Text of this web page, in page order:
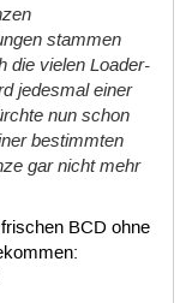
stammen
die vielen Loader-
jedesmal einer
nun schon
bestimmten
gar nicht mehr
BCD ohne